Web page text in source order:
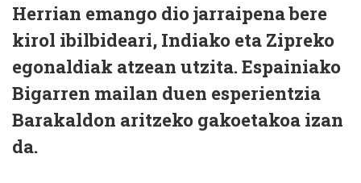
Herrian emango dio jarraipena bere
kirol ibilbideari, Indiako eta Zipreko
egonaldiak atzean utzita. Espainiako
Bigarren mailan duen esperientzia
Barakaldon aritzeko gakoetakoa izan
da.